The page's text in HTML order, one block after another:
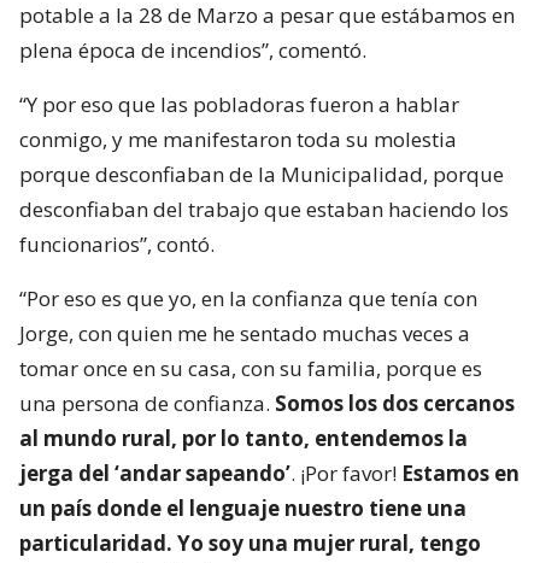
potable a la 28 de Marzo a pesar que estábamos en
plena época de incendios”, comentó.
“Y por eso que las pobladoras fueron a hablar
conmigo, y me manifestaron toda su molestia
porque desconfiaban de la Municipalidad, porque
desconfiaban del trabajo que estaban haciendo los
funcionarios”, contó.
“Por eso es que yo, en la confianza que tenía con
Jorge, con quien me he sentado muchas veces a
tomar once en su casa, con su familia, porque es
una persona de confianza. Somos los dos cercanos
al mundo rural, por lo tanto, entendemos la
jerga del ‘andar sapeando’. ¡Por favor! Estamos en
un país donde el lenguaje nuestro tiene una
particularidad. Yo soy una mujer rural, tengo